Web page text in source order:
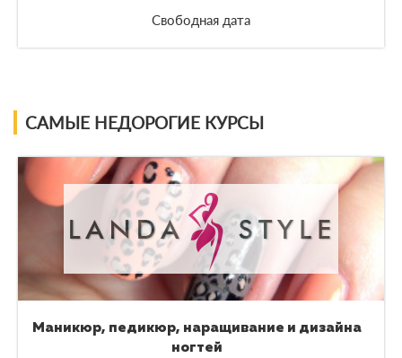
Свободная дата
САМЫЕ НЕДОРОГИЕ КУРСЫ
Маникюр, педикюр, наращивание и дизайна
ногтей